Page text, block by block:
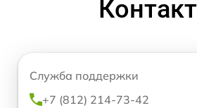
Служба поддержки
+7 (812) 214-73-42